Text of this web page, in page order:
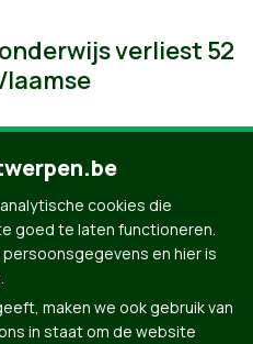
verliest 52
cookies die
goed te laten functioneren.
en hier is
maken we ook gebruik van
in staat om de website